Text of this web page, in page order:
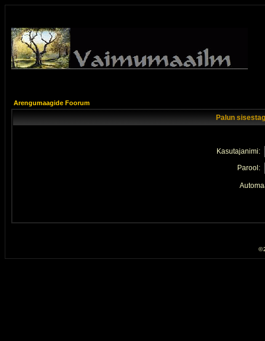
Arengumaagide Foorum
Palun
Kasutajanimi:
Parool:
©